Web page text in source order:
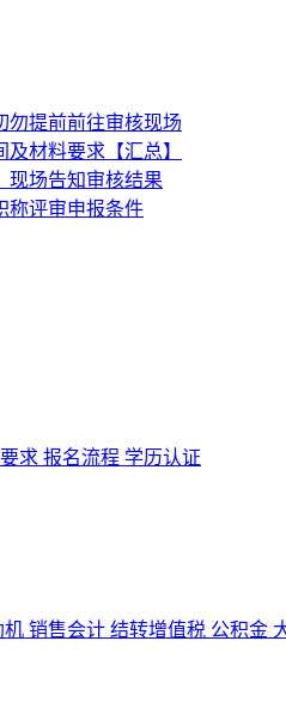
求 报名流程 学历认证
机 销售会计 结转增值税 公积金